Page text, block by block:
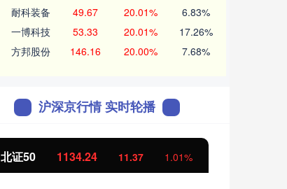
耐科装备 49.67 20.01% 6.83%
一博科技 53.33 20.01% 17.26%
方邦股份 146.16 20.00% 7.68%
沪深京行情 实时轮播
北证50 1134.24 11.37 1.01%